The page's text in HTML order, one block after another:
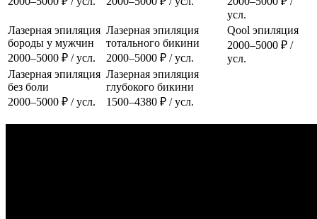
усл.
Лазерная эпиляция
бороды у мужчин
2000–5000 ₽ / усл.
Лазерная эпиляция
тотального бикини
2000–5000 ₽ / усл.
Qool эпиляция
2000–5000 ₽ /
усл.
Лазерная эпиляция
без боли
2000–5000 ₽ / усл.
Лазерная эпиляция
глубокого бикини
1500–4380 ₽ / усл.